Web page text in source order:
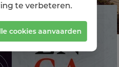
te verbeteren.
cookies aanvaarden